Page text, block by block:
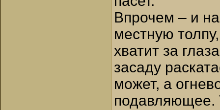
Впрочем – и
местную
хватит за
засаду
может, а
подавляющее.